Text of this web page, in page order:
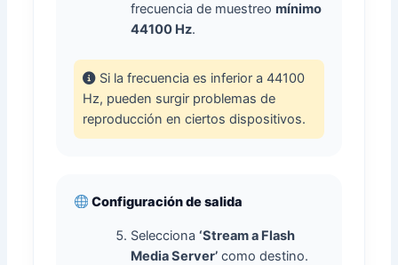
frecuencia de muestreomínimo
44100 Hz.
Si la frecuencia es inferior a 44100
Hz, pueden surgir problemas de
reproducción en ciertos dispositivos.
Configuración de salida
Selecciona‘Stream a Flash
Media Server’ como destino.